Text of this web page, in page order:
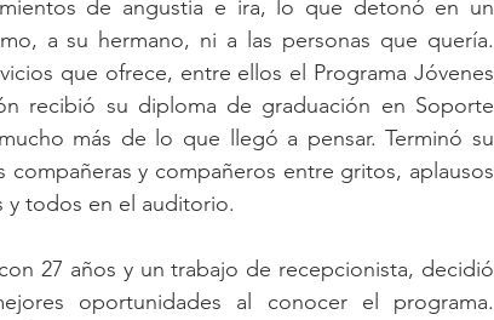
de angustia e ira, lo que detonó en un
a su hermano, ni a las personas que quería.
que ofrece, entre ellos el Programa Jóvenes
recibió su diploma de graduación en Soporte
más de lo que llegó a pensar. Terminó su
y compañeros entre gritos, aplausos
y todos en el auditorio.
27 años y un trabajo de recepcionista, decidió
oportunidades al conocer el programa.